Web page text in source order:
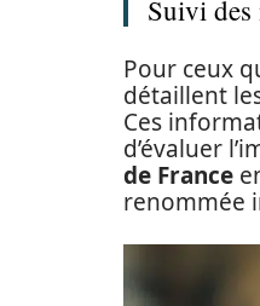
Suivi des
Pour ceux
détaillent
Ces
d’évaluer
de France
renommée